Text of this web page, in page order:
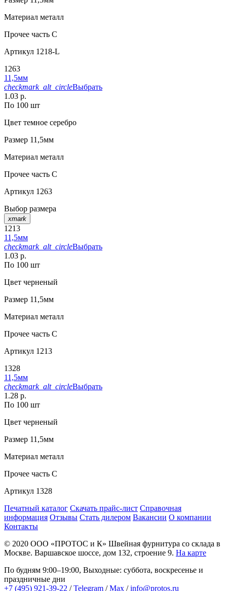
Материал металл
Прочее часть C
Артикул 1218-L
1263
11,5мм
checkmark_alt_circleВыбрать
1.03 р.
По 100 шт
Цвет темное серебро
Размер 11,5мм
Материал металл
Прочее часть C
Артикул 1263
Выбор размера
xmark
1213
11,5мм
checkmark_alt_circleВыбрать
1.03 р.
По 100 шт
Цвет черненый
Размер 11,5мм
Материал металл
Прочее часть С
Артикул 1213
1328
11,5мм
checkmark_alt_circleВыбрать
1.28 р.
По 100 шт
Цвет черненый
Размер 11,5мм
Материал металл
Прочее часть C
Артикул 1328
Печатный каталог Скачать прайс-лист Справочная
информация Отзывы Стать дилером Вакансии О компании
Контакты
© 2020 ООО «ПРОТОС и К» Швейная фурнитура со склада в
Москве. Варшавское шоссе, дом 132, строение 9. На карте
По будням 9:00–19:00, Выходные: суббота, воскресенье и
праздничные дни
+7 (495) 921-39-22 /Telegram /Max /info@protos.ru